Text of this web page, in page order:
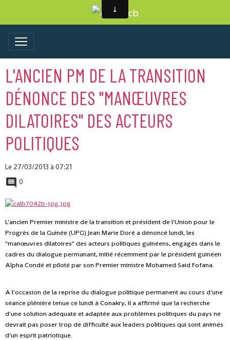
L'ANCIEN PM DE LA TRANSITION
DÉNONCE DES "MANŒUVRES
DILATOIRES" DES ACTEURS
POLITIQUES
Le 27/03/2013 à 07:21
0
L'ancien Premier ministre de la transition et président de l'Union pour le
Progrès de la Guinée (UPG) Jean Marie Doré a dénoncé lundi, les
"manœuvres dilatoires" des acteurs politiques guinéens, engagés dans le
cadres du dialogue permanant, initié récemment par le président guinéen
Alpha Condé et piloté par son Premier ministre Mohamed Said Fofana.
A l'occasion de la reprise du dialogue politique permanent au cours d'une
séance plénière tenue ce lundi à Conakry, il a affirmé que la recherche
d'une solution adéquate et adaptée aux problèmes politiques du pays ne
devrait pas poser trop de difficulté aux leaders politiques qui sont animés
d'un esprit patriotique.